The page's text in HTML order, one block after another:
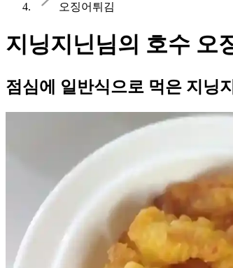
오징어튀김
지닝지닌님의 호수 오
점심에 일반식으로 먹은 지닝